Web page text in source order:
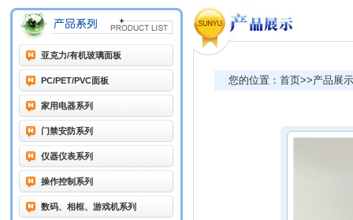
亚克力/有机玻璃面板
PC/PET/PVC面板
家用电器系列
门禁安防系列
仪器仪表系列
操作控制系列
数码、相框、游戏机系列
您的位置：首页>>产品展